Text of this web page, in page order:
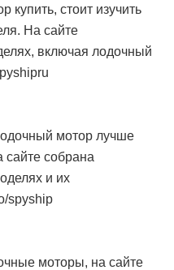
купить, стоит изучить
На сайте
включая лодочный
мотор лучше
собрана
и их
spyship
моторы, на сайте